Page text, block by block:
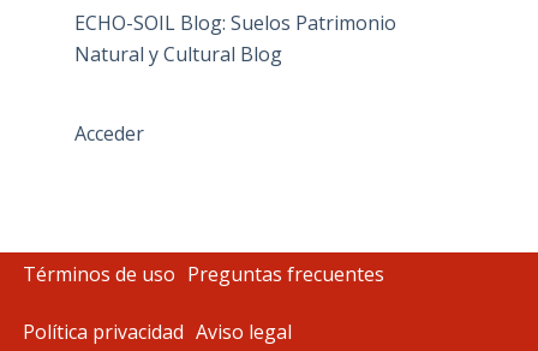
ECHO-SOIL Blog: Suelos Patrimonio
Natural y Cultural Blog
Acceder
Términos de uso Preguntas frecuentes
Política privacidad Aviso legal